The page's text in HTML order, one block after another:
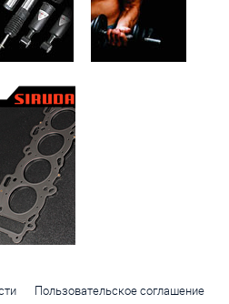
Пользовательское соглашение